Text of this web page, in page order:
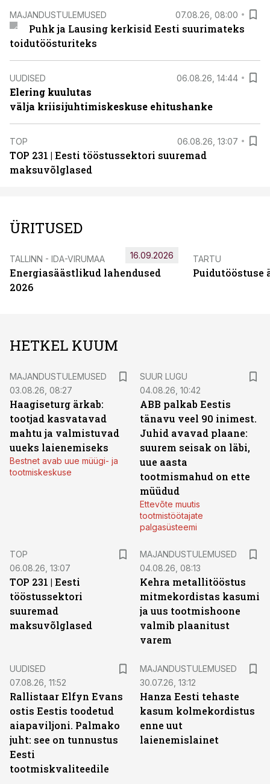
MAJANDUSTULEMUSED 07.08.26, 08:00
Puhk ja Lausing kerkisid Eesti suurimateks
toidutöösturiteks
UUDISED 06.08.26, 14:44
Elering kuulutas
välja kriisijuhtimiskeskuse ehitushanke
TOP 06.08.26, 13:07
TOP 231 | Eesti tööstussektori suuremad
maksuvõlglased
ÜRITUSED
TALLINN - IDA-VIRUMAA
Energiasäästlikud lahendused
2026
16.09.2026 TARTU
Puidutööstuse
HETKEL KUUM
MAJANDUSTULEMUSED
03.08.26, 08:27
Haagiseturg ärkab:
tootjad kasvatavad
mahtu ja valmistuvad
uueks laienemiseks
Bestnet avab uue müügi- ja
tootmiskeskuse
SUUR LUGU
04.08.26, 10:42
ABB palkab Eestis
tänavu veel 90 inimest.
Juhid avavad plaane:
suurem seisak on läbi,
uue aasta
tootmismahud on ette
müüdud
Ettevõte muutis
tootmistöötajate
palgasüsteemi
TOP
06.08.26, 13:07
TOP 231 | Eesti
tööstussektori
suuremad
maksuvõlglased
MAJANDUSTULEMUSED
04.08.26, 08:13
Kehra metallitööstus
mitmekordistas kasumi
ja uus tootmishoone
valmib plaanitust
varem
UUDISED
07.08.26, 11:52
Rallistaar Elfyn Evans
ostis Eestis toodetud
aiapaviljoni. Palmako
juht: see on tunnustus
Eesti
tootmiskvaliteedile
MAJANDUSTULEMUSED
30.07.26, 13:12
Hanza Eesti tehaste
kasum kolmekordistus
enne uut
laienemislainet